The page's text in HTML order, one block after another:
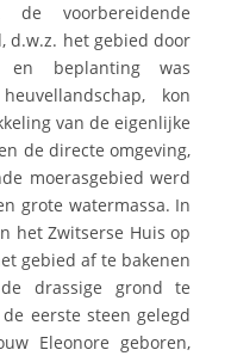
voorbereidende
d.w.z. het gebied door
en beplanting was
kon
van de eigenlijke
de directe omgeving,
moerasgebied werd
grote watermassa. In
het Zwitserse Huis op
gebied af te bakenen
drassige grond te
eerste steen gelegd
Eleonore geboren,